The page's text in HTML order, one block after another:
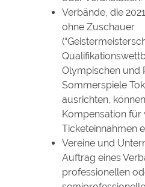
Verbände, die
ohne Zuschauer
Olympischen und
Sommerspiele
ausrichten,
Kompensation für
Ticketeinnahmen
Vereine und
Auftrag eines
professionellen